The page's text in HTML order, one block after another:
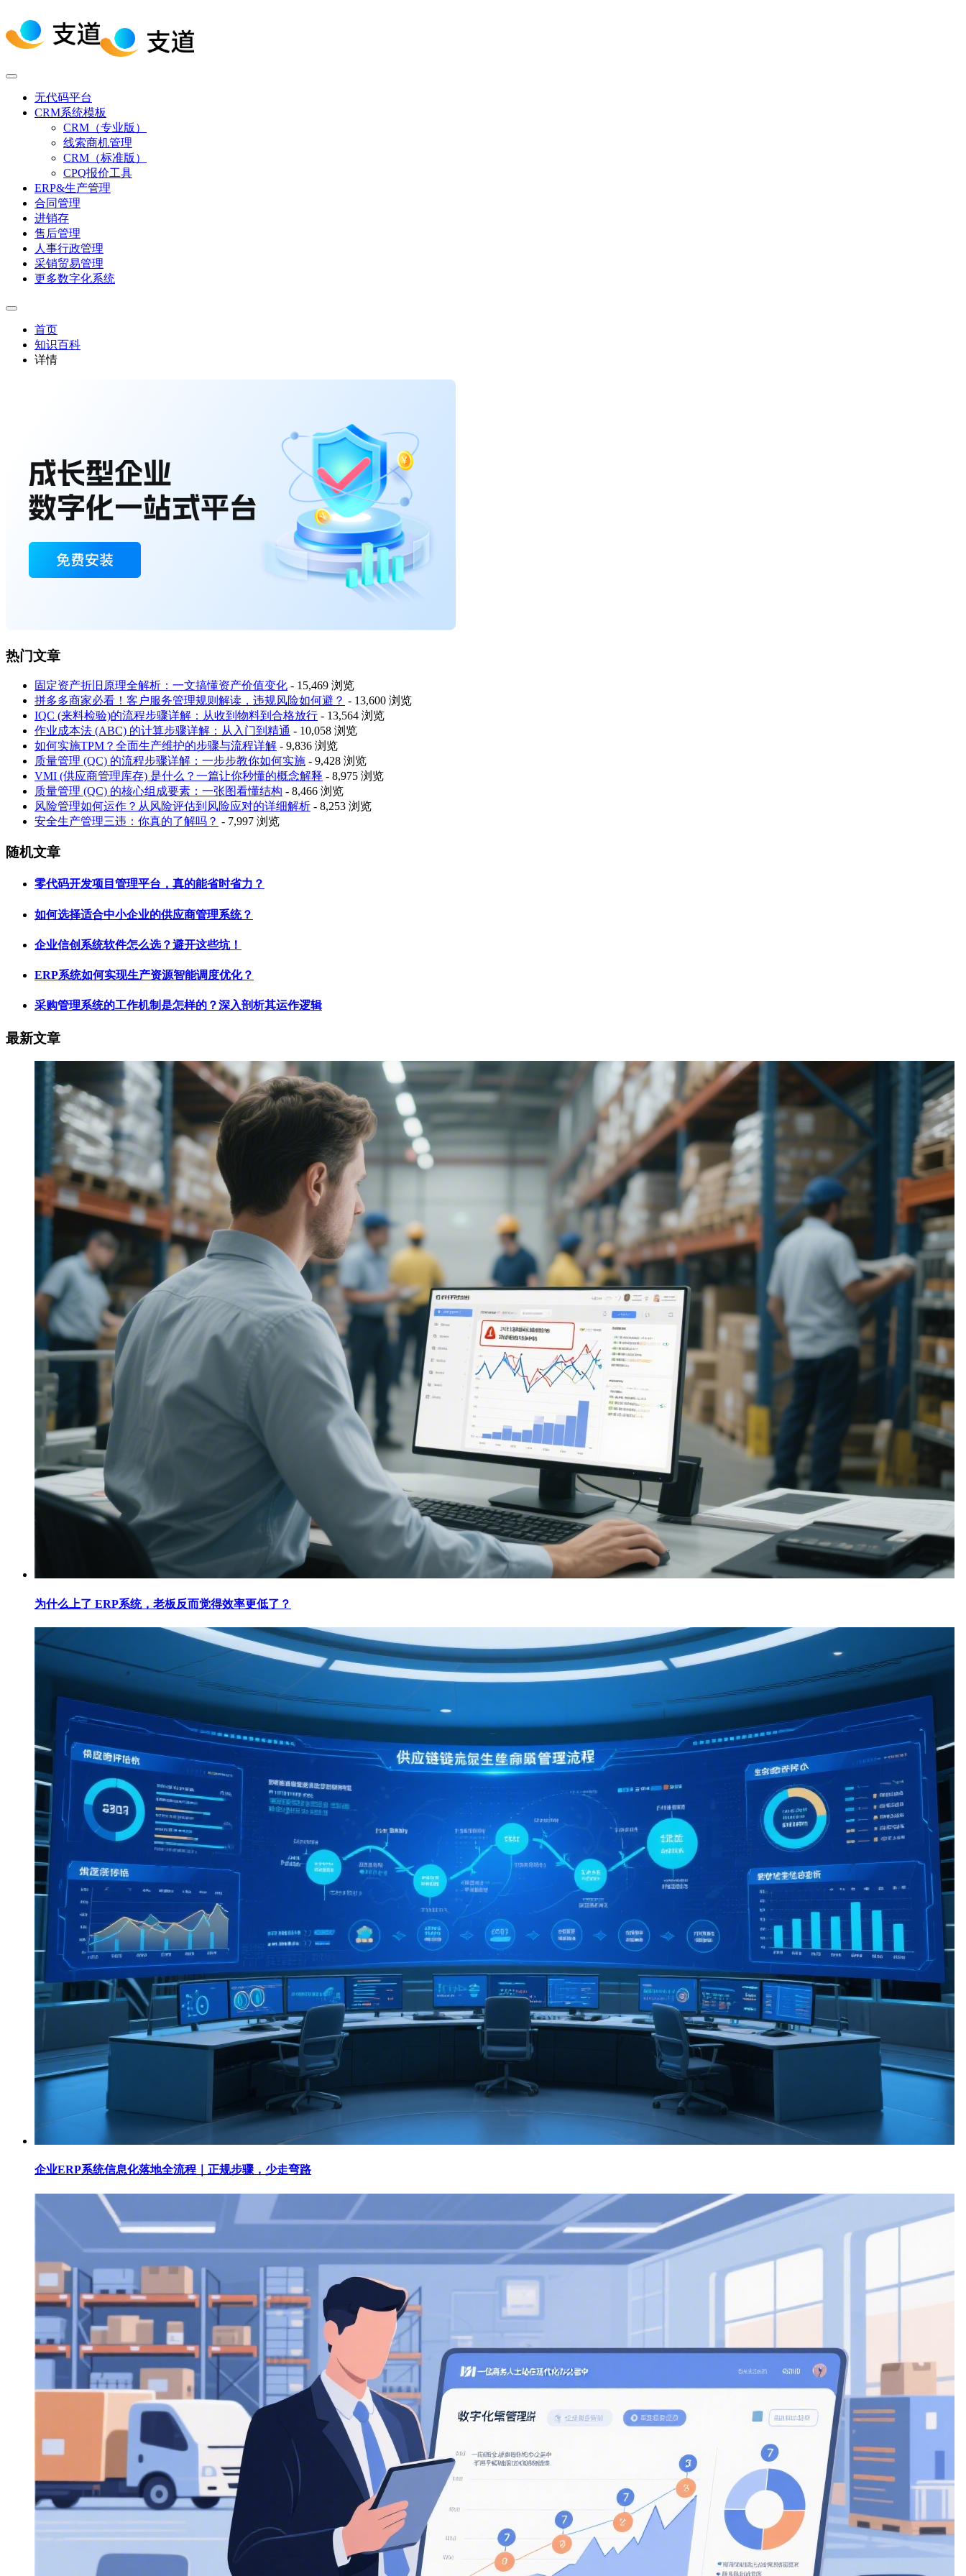
无代码平台
CRM系统模板
CRM（专业版）
线索商机管理
CRM（标准版）
CPQ报价工具
ERP&生产管理
合同管理
进销存
售后管理
人事行政管理
采销贸易管理
更多数字化系统
首页
知识百科
详情
热门文章
固定资产折旧原理全解析：一文搞懂资产价值变化 - 15,469 浏览
拼多多商家必看！客户服务管理规则解读，违规风险如何避？ - 13,600 浏览
IQC (来料检验)的流程步骤详解：从收到物料到合格放行 - 13,564 浏览
作业成本法 (ABC) 的计算步骤详解：从入门到精通 - 10,058 浏览
如何实施TPM？全面生产维护的步骤与流程详解 - 9,836 浏览
质量管理 (QC) 的流程步骤详解：一步步教你如何实施 - 9,428 浏览
VMI (供应商管理库存) 是什么？一篇让你秒懂的概念解释 - 8,975 浏览
质量管理 (QC) 的核心组成要素：一张图看懂结构 - 8,466 浏览
风险管理如何运作？从风险评估到风险应对的详细解析 - 8,253 浏览
安全生产管理三违：你真的了解吗？ - 7,997 浏览
随机文章
零代码开发项目管理平台，真的能省时省力？
如何选择适合中小企业的供应商管理系统？
企业信创系统软件怎么选？避开这些坑！
ERP系统如何实现生产资源智能调度优化？
采购管理系统的工作机制是怎样的？深入剖析其运作逻辑
最新文章
为什么上了 ERP系统，老板反而觉得效率更低了？
企业ERP系统信息化落地全流程｜正规步骤，少走弯路